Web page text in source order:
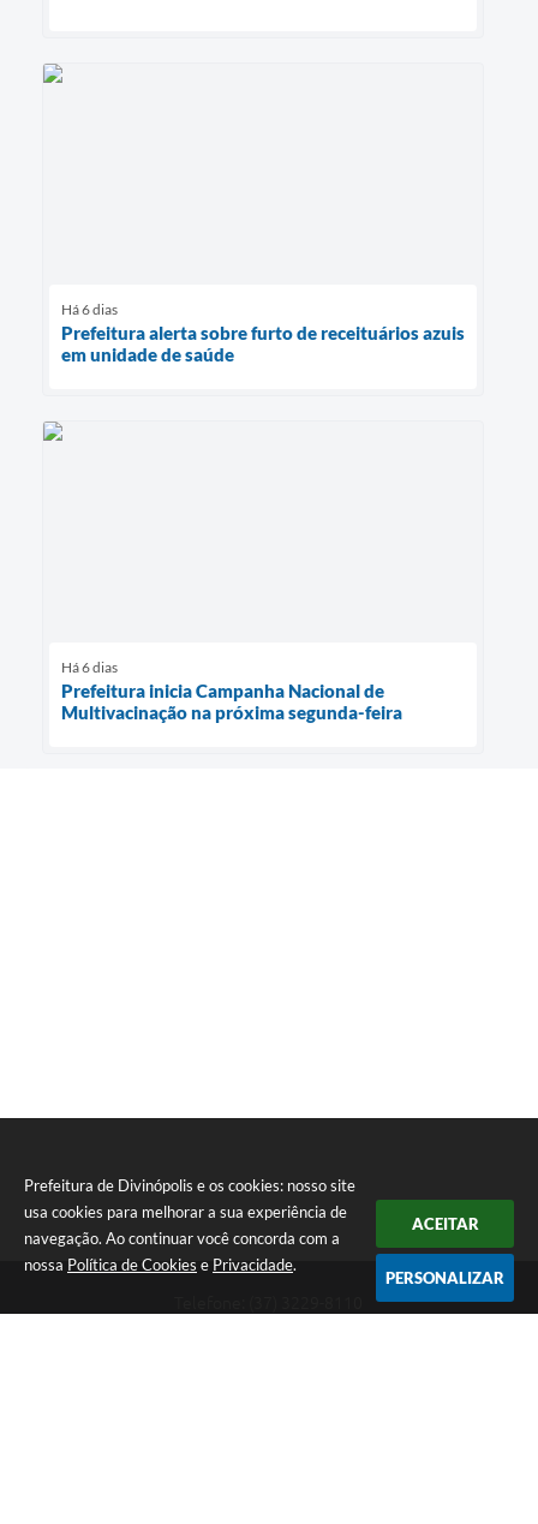
Prefeitura de Divinópolis e os cookies: nosso site
usa cookies para melhorar a sua experiência de
navegação. Ao continuar você concorda com a
nossa Política de Cookies e Privacidade.
ACEITAR
PERSONALIZAR
Há 6 dias
Prefeitura alerta sobre furto de receituários azuis
em unidade de saúde
Há 6 dias
Prefeitura inicia Campanha Nacional de
Multivacinação na próxima segunda-feira